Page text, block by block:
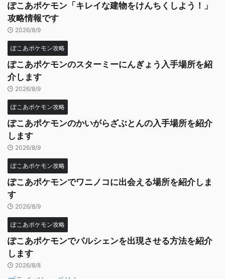
ぽこあポケモン「キレイな建物をけんちくしよう！」
攻略情報です
2026/8/9
ぽこあポケモン攻略
ぽこあポケモンのスターミーにんぎょう入手場所を紹
介します
2026/8/9
ぽこあポケモン攻略
ぽこあポケモンのかいがらざぶとんの入手場所を紹介
します
2026/8/9
ぽこあポケモン攻略
ぽこあポケモンでワニノコに出会える場所を紹介しま
す
2026/8/9
ぽこあポケモン攻略
ぽこあポケモンでパルシェンを出現させる方法を紹介
します
2026/8/8